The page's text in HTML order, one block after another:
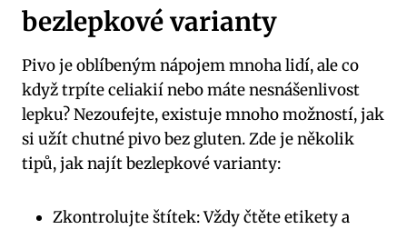
bezlepkové varianty
Pivo je oblíbeným nápojem mnoha lidí, ale co
když trpíte celiakií nebo máte nesnášenlivost
lepku? Nezoufejte, existuje mnoho možností, jak
si užít chutné pivo bez gluten. Zde je několik
tipů, jak najít bezlepkové varianty:
Zkontrolujte štítek: Vždy čtěte etikety a